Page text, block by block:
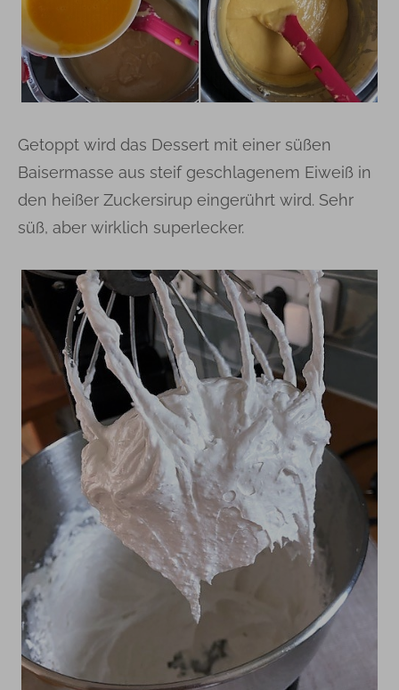
Getoppt wird das Dessert mit einer süßen
Baisermasse aus steif geschlagenem Eiweiß in
den heißer Zuckersirup eingerührt wird. Sehr
süß, aber wirklich superlecker.